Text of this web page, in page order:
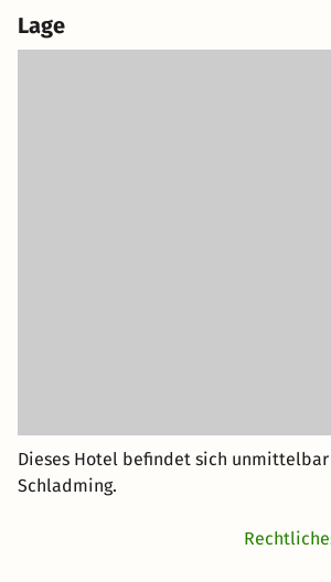
Lage
Dieses Hotel befindet sich
Schladming.